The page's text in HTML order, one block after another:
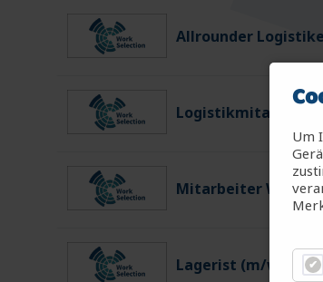
Allrounder
Logistikmitarbeiter
Mitarbeiter
Lagerist (m/w/d)
Um